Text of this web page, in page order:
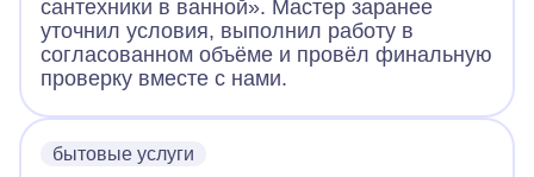
сантехники в ванной». Мастер заранее
уточнил условия, выполнил работу в
согласованном объёме и провёл финальную
проверку вместе с нами.
бытовые услуги